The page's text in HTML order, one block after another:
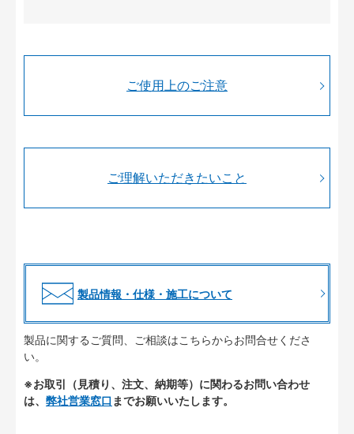
ご使用上のご注意
ご理解いただきたいこと
製品情報・仕様・施工について
製品に関するご質問、ご相談はこちらからお問合せくださ
い。
※お取引（見積り、注文、納期等）に関わるお問い合わせ
は、 弊社営業窓口 までお願いいたします。